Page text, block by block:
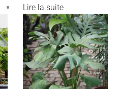
Lire la suite